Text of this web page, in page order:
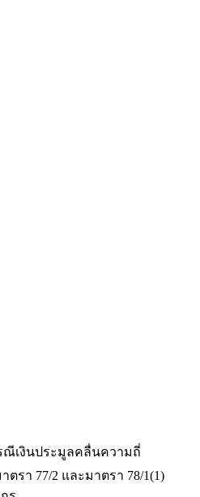
ณีเงินประมูลคลื่นความถี่
ตรา 77/2 และมาตรา 78/1(1)